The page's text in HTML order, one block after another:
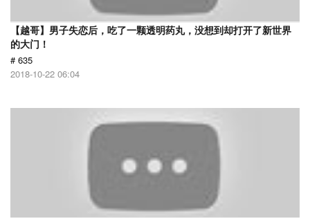
【越哥】男子失恋后，吃了一颗透明药丸，没想到却打开了新世界
的大门！
# 635
2018-10-22 06:04